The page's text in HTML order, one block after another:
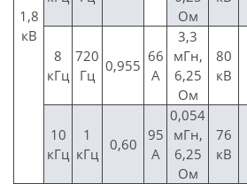
1,8
кВ
Ом
8
кГц
720
Гц
0,955
66
А
3,3
мГн,
6,25
Ом
80
кВ
10
кГц
1
кГц
0,60
95
А
0,054
мГн,
6,25
Ом
76
кВ